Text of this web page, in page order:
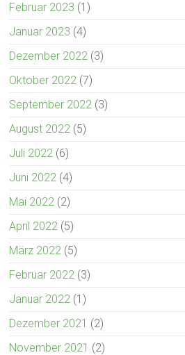
Februar 2023 (1)
Januar 2023 (4)
Dezember 2022 (3)
Oktober 2022 (7)
September 2022 (3)
August 2022 (5)
Juli 2022 (6)
Juni 2022 (4)
Mai 2022 (2)
April 2022 (5)
März 2022 (5)
Februar 2022 (3)
Januar 2022 (1)
Dezember 2021 (2)
November 2021 (2)